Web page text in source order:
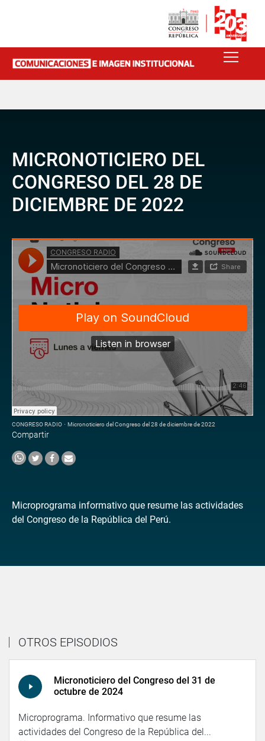
MICRONOTICIERO DEL
CONGRESO DEL 28 DE
DICIEMBRE DE 2022
CONGRESO RADIO · Micronoticiero del Congreso del 28 de diciembre de 2022
Compartir
Microprograma informativo que resume las actividades
del Congreso de la República del Perú.
OTROS EPISODIOS
Micronoticiero del Congreso del 31 de
octubre de 2024
Microprograma. Informativo que resume las
actividades del Congreso de la República del...